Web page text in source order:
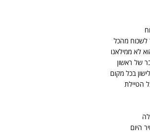
לשכוח מהכל
לא ממילאנו
של ראשון
בכל מקום
הטיילת
היום